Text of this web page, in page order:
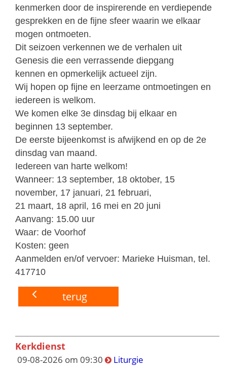
kenmerken door de inspirerende en verdiepende
gesprekken en de fijne sfeer waarin we elkaar
mogen ontmoeten.
Dit seizoen verkennen we de verhalen uit
Genesis die een verrassende diepgang
kennen en opmerkelijk actueel zijn.
Wij hopen op fijne en leerzame ontmoetingen en
iedereen is welkom.
We komen elke 3e dinsdag bij elkaar en
beginnen 13 september.
De eerste bijeenkomst is afwijkend en op de 2e
dinsdag van maand.
Iedereen van harte welkom!
Wanneer: 13 september, 18 oktober, 15
november, 17 januari, 21 februari,
21 maart, 18 april, 16 mei en 20 juni
Aanvang: 15.00 uur
Waar: de Voorhof
Kosten: geen
Aanmelden en/of vervoer: Marieke Huisman, tel.
417710
terug
Kerkdienst
09-08-2026 om 09:30 Liturgie